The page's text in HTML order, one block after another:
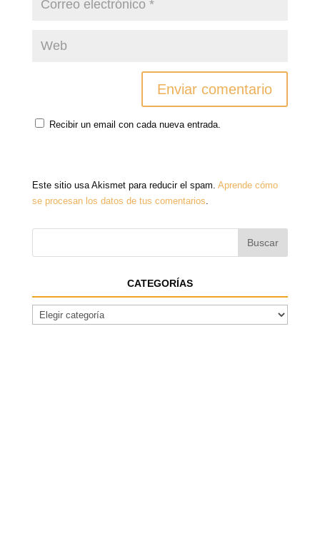
Recibir un email con cada nueva entrada.
Este sitio usa Akismet para reducir el spam. Aprende cómo
se procesan los datos de tus comentarios.
CATEGORÍAS